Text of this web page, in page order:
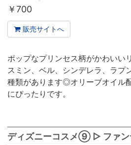
￥700
販売サイトへ
ポップなプリンセス柄がかわいい
スミン、ベル、シンデレラ、ラプ
種類があります◎オリーブオイル
にぴったりです。
ディズニーコスメ⑨ ▷ ファン